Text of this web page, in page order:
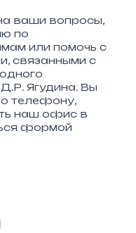
ваши вопросы,
по
или помочь с
связанными с
Ягудина. Вы
телефону,
наш офис в
формой